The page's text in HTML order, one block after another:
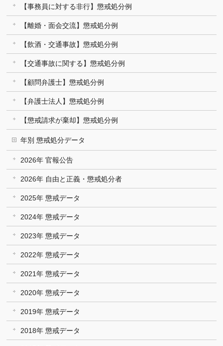
【事務員に対する非行】懲戒処分例
【離婚・面会交流】懲戒処分例
【飲酒・交通事故】懲戒処分例
【交通事故に関する】懲戒処分例
【顧問弁護士】懲戒処分例
【弁護士法人】懲戒処分例
【懲戒請求が棄却】懲戒処分例
年別 懲戒処分データ
2026年 官報公告
2026年 自由と正義・懲戒処分者
2025年 懲戒データ
2024年 懲戒データ
2023年 懲戒データ
2022年 懲戒データ
2021年 懲戒データ
2020年 懲戒データ
2019年 懲戒データ
2018年 懲戒データ